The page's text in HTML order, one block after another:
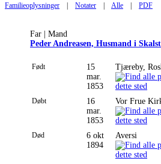
Familieoplysninger | Notater | Alle | PDF
Far | Mand
Peder Andreasen, Husmand i
Født
15
mar.
1853
Tjæreby,
Døbt
16
mar.
1853
Vor Frue
Død
6 okt
1894
Aversi